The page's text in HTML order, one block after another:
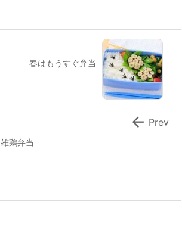
春はもうすぐ弁当
雄鶏弁当
 Prev